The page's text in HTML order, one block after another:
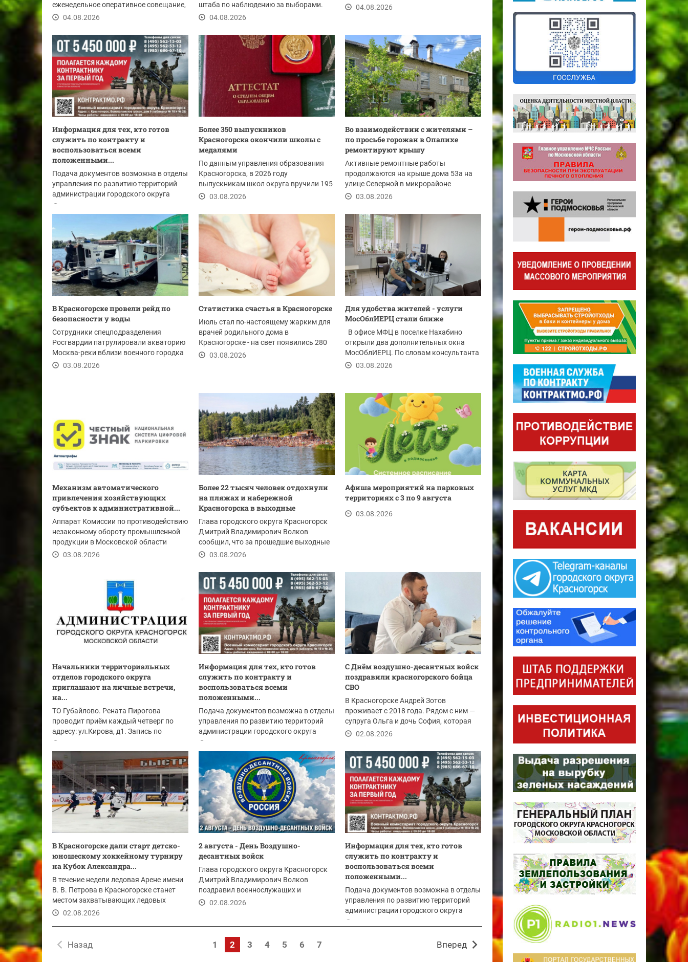
еженедельное оперативное совещание,
в начале...
04.08.2026
штаба по наблюдению за выборами.
Участники...
04.08.2026
«Сказочный» на...
04.08.2026
Информация для тех, кто готов
служить по контракту и
воспользоваться всеми
положенными...
Подача документов возможна в отделы
управления по развитию территорий
администрации городского округа
Красногорск:
Более 350 выпускников
Красногорска окончили школы с
медалями
По данным управления образования
Красногорска, в 2026 году
выпускникам школ округа вручили 195
золотых и 158...
03.08.2026
Во взаимодействии с жителями –
по просьбе горожан в Опалихе
ремонтируют крышу
Активные ремонтные работы
продолжаются на крыше дома 53а на
улице Северной в микрорайоне
Опалиха. Ранее жители в...
03.08.2026
В Красногорске провели рейд по
безопасности у воды
Сотрудники спецподразделения
Росгвардии патрулировали акваторию
Москва-реки вблизи военного городка
Павшино....
03.08.2026
Статистика счастья в Красногорске
Июль стал по-настоящему жарким для
врачей родильного дома в
Красногорске - на свет появились 280
новых жителей. Это...
03.08.2026
Для удобства жителей - услуги
МосОблИЕРЦ стали ближе
В офисе МФЦ в поселке Нахабино
открыли два дополнительных окна
МосОблИЕРЦ. По словам консультанта
МБУ...03.08.2026
Механизм автоматического
привлечения хозяйствующих
субъектов к административной...
Аппарат Комиссии по противодействию
незаконному обороту промышленной
продукции в Московской области
информирует о...
03.08.2026
Более 22 тысяч человек отдохнули
на пляжах и набережной
Красногорска в выходные
Глава городского округа Красногорск
Дмитрий Владимирович Волков
сообщил, что за прошедшие выходные
набережную реки...
03.08.2026
Афиша мероприятий на парковых
территориях с 3 по 9 августа
03.08.2026
Начальники территориальных
отделов городского округа
приглашают на личные встречи,
на...
ТО Губайлово. Рената Пирогова
проводит приём каждый четверг по
адресу: ул.Кирова, д1. Запись по
телефону: 8(925)6580494
Информация для тех, кто готов
служить по контракту и
воспользоваться всеми
положенными...
Подача документов возможна в отделы
управления по развитию территорий
администрации городского округа
Красногорск:
С Днём воздушно-десантных войск
поздравили красногорского бойца
СВО
В Красногорске Андрей Зотов
проживает с 2018 года. Рядом с ним —
супруга Ольга и дочь София, которая
радует родителей...
02.08.2026
В Красногорске дали старт детско-
юношескому хоккейному турниру
на Кубок Александра...
В течение недели ледовая Арене имени
В. В. Петрова в Красногорске станет
местом захватывающих ледовых
баталий при...
02.08.2026
2 августа - День Воздушно-
десантных войск
Глава городского округа Красногорск
Дмитрий Владимирович Волков
поздравил военнослужащих и
ветеранов с Днем...
02.08.2026
Информация для тех, кто готов
служить по контракту и
воспользоваться всеми
положенными...
Подача документов возможна в отделы
управления по развитию территорий
администрации городского округа
Красногорск:
1 2 3 4 5 6 7
Назад Вперед